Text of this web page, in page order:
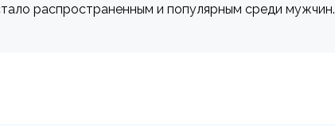
распространенным и популярным среди мужчин.